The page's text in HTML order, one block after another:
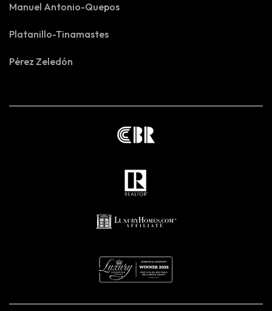
Manuel Antonio-Quepos
Platanillo-Tinamastes
Pérez Zeledón